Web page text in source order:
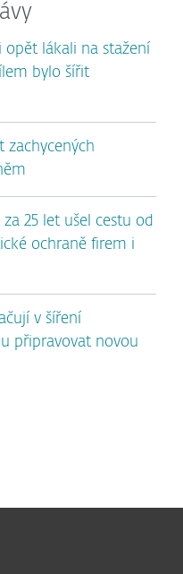
opět lákali na stažení
bylo šířit
zachycených
25 let ušel cestu od
ochraně firem i
v šíření
připravovat novou